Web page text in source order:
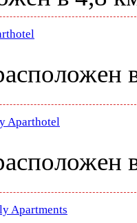
Aparthotel
Apartments